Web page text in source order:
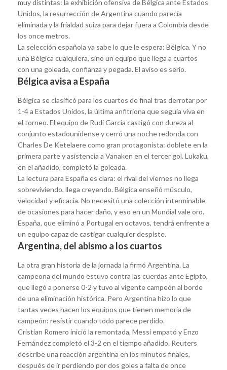
muy distintas: la exhibición ofensiva de Bélgica ante Estados
Unidos, la resurrección de Argentina cuando parecía
eliminada y la frialdad suiza para dejar fuera a Colombia desde
los once metros.
La selección española ya sabe lo que le espera: Bélgica. Y no
una Bélgica cualquiera, sino un equipo que llega a cuartos
con una goleada, confianza y pegada. El aviso es serio.
Bélgica avisa a España
Bélgica se clasificó para los cuartos de final tras derrotar por
1-4 a Estados Unidos, la última anfitriona que seguía viva en
el torneo. El equipo de Rudi García castigó con dureza al
conjunto estadounidense y cerró una noche redonda con
Charles De Ketelaere como gran protagonista: doblete en la
primera parte y asistencia a Vanaken en el tercer gol. Lukaku,
en el añadido, completó la goleada.
La lectura para España es clara: el rival del viernes no llega
sobreviviendo, llega creyendo. Bélgica enseñó músculo,
velocidad y eficacia. No necesitó una colección interminable
de ocasiones para hacer daño, y eso en un Mundial vale oro.
España, que eliminó a Portugal en octavos, tendrá enfrente a
un equipo capaz de castigar cualquier despiste.
Argentina, del abismo a los cuartos
La otra gran historia de la jornada la firmó Argentina. La
campeona del mundo estuvo contra las cuerdas ante Egipto,
que llegó a ponerse 0-2 y tuvo al vigente campeón al borde
de una eliminación histórica. Pero Argentina hizo lo que
tantas veces hacen los equipos que tienen memoria de
campeón: resistir cuando todo parece perdido.
Cristian Romero inició la remontada, Messi empató y Enzo
Fernández completó el 3-2 en el tiempo añadido. Reuters
describe una reacción argentina en los minutos finales,
después de ir perdiendo por dos goles a falta de once